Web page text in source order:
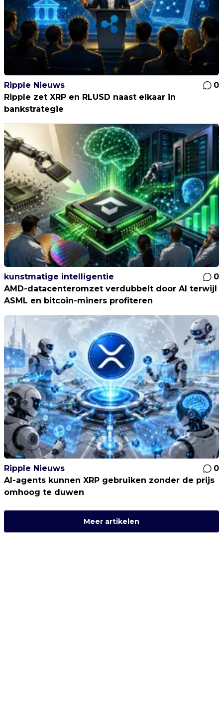
Ripple Nieuws
0
Ripple zet XRP en RLUSD naast elkaar in
bankstrategie
kunstmatige intelligentie
0
AMD-datacenteromzet verdubbelt door AI terwijl
ASML en bitcoin-miners profiteren
Ripple Nieuws
0
AI-agents kunnen XRP gebruiken zonder de prijs
omhoog te duwen
Meer artikelen